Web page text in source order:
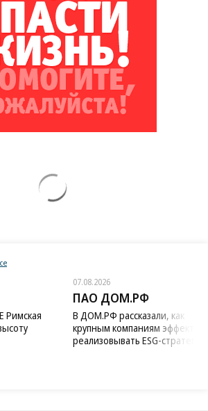
Римская
07.08.2026
ПАО ДОМ.РФ
В ДОМ.РФ рассказали, как
крупным компаниям
реализовывать ESG-стратегию